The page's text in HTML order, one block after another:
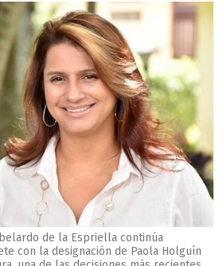
de la Espriella continúa
con la designación de Paola Holguín